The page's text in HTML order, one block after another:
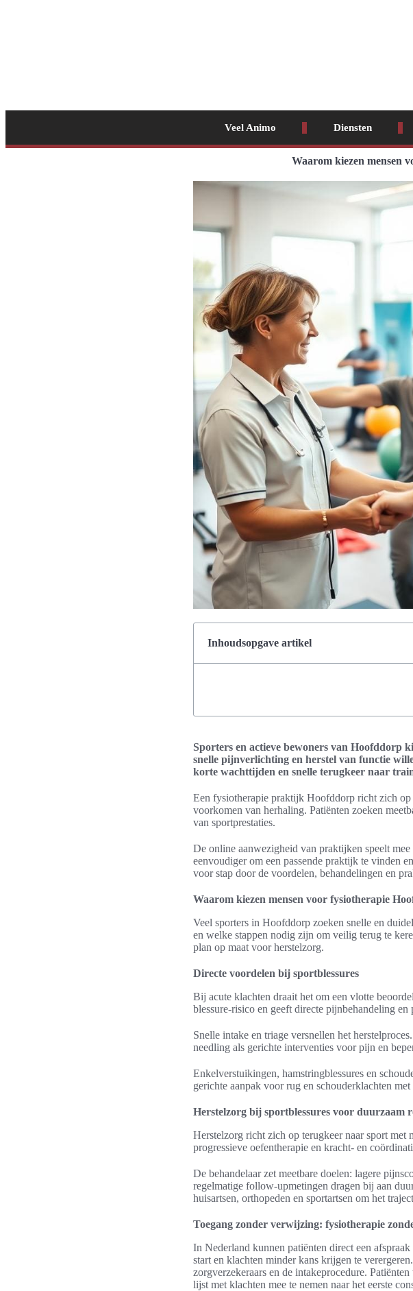
Veel Animo Diensten
Waarom kiezen mensen
Inhoudsopgave artikel
Sporters en actieve bewoners van Hoofddorp
snelle pijnverlichting en herstel van functie
korte wachttijden en snelle terugkeer naar
Een fysiotherapie praktijk Hoofddorp richt zich
voorkomen van herhaling. Patiënten zoeken
van sportprestaties.
De online aanwezigheid van praktijken speelt
eenvoudiger om een passende praktijk te vinden
voor stap door de voordelen, behandelingen en
Waarom kiezen mensen voor fysiotherapie
Veel sporters in Hoofddorp zoeken snelle en
en welke stappen nodig zijn om veilig terug te
plan op maat voor herstelzorg.
Directe voordelen bij sportblessures
Bij acute klachten draait het om een vlotte
blessure‑risico en geeft directe pijnbehandeling
Snelle intake en triage versnellen het
needling als gerichte interventies voor pijn en
Enkelverstuikingen, hamstringblessures en
gerichte aanpak voor rug en schouderklachten
Herstelzorg bij sportblessures voor duurzaam
Herstelzorg richt zich op terugkeer naar sport
progressieve oefentherapie en kracht- en
De behandelaar zet meetbare doelen: lagere
regelmatige follow‑upmetingen dragen bij aan
huisartsen, orthopeden en sportartsen om het
Toegang zonder verwijzing: fysiotherapie
In Nederland kunnen patiënten direct een
start en klachten minder kans krijgen te
zorgverzekeraars en de intakeprocedure.
lijst met klachten mee te nemen naar het eerste